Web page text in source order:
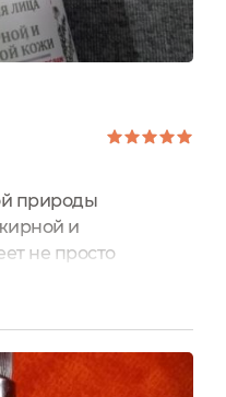
природы
и
не просто
за проблемной
успокаивает кожу,
прыщиков. У крема